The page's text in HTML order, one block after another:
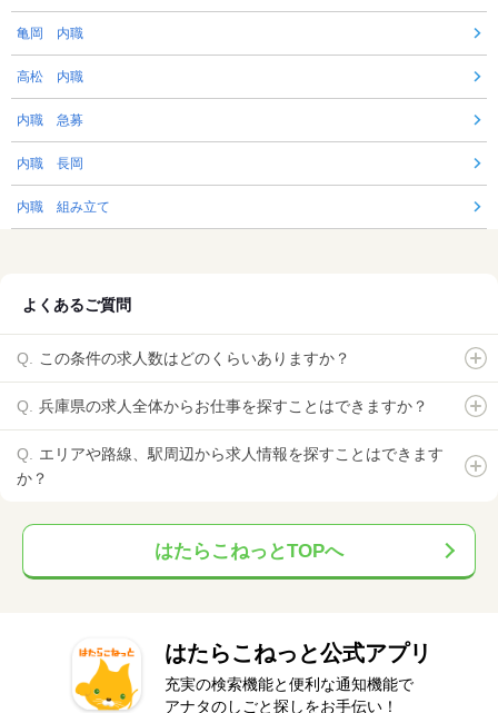
亀岡 内職
高松 内職
内職 急募
内職 長岡
内職 組み立て
よくあるご質問
この条件の求人数はどのくらいありますか？
兵庫県の求人全体からお仕事を探すことはできますか？
エリアや路線、駅周辺から求人情報を探すことはできます
か？
はたらこねっとTOPへ
はたらこねっと公式アプリ
充実の検索機能と便利な通知機能で
アナタのしごと探しをお手伝い！